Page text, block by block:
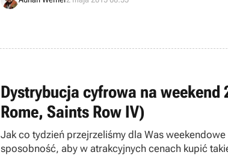
Dystrybucja cyfrowa na
Rome, Saints Row IV)
Jak co tydzień przejrzeliśmy dla Was
sposobność, aby w atrakcyjnych cenach kupić